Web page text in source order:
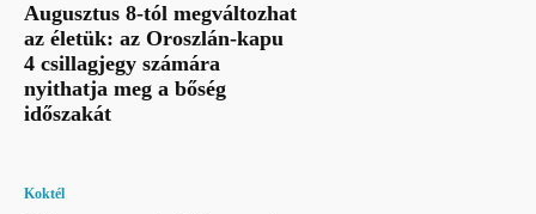
Augusztus 8-tól megváltozhat
az életük: az Oroszlán-kapu
4 csillagjegy számára
nyithatja meg a bőség
időszakát
Koktél